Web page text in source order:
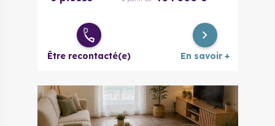
Être recontacté(e) En savoir +